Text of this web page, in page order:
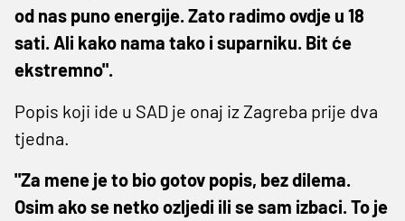
od nas puno energije. Zato radimo ovdje u 18
sati. Ali kako nama tako i suparniku. Bit će
ekstremno".
Popis koji ide u SAD je onaj iz Zagreba prije dva
tjedna.
"Za mene je to bio gotov popis, bez dilema.
Osim ako se netko ozljedi ili se sam izbaci. To je